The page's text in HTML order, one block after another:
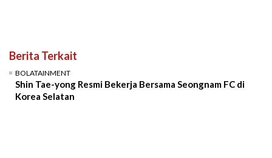
Berita Terkait
BOLATAINMENT
Shin Tae-yong Resmi Bekerja Bersama Seongnam FC di
Korea Selatan